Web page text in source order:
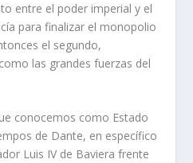
entre el poder imperial y el
para finalizar el monopolio
el segundo,
las grandes fuerzas del
conocemos como Estado
de Dante, en específico
Luis IV de Baviera frente